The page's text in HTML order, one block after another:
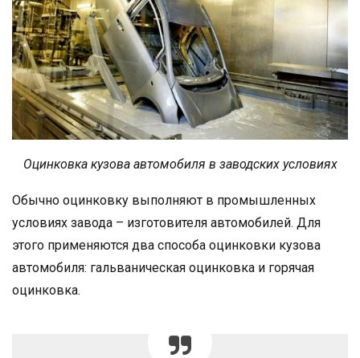
Оцинковка кузова автомобиля в заводских условиях
Обычно оцинковку выполняют в промышленных
условиях завода – изготовителя автомобилей. Для
этого применяются два способа оцинковки кузова
автомобиля: гальваническая оцинковка и горячая
оцинковка.